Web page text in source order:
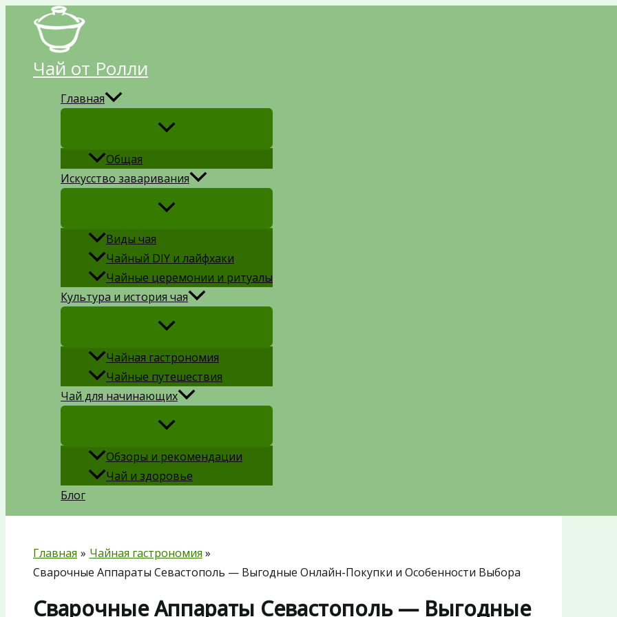
Перейти
содержимому
Чай от Ролли
Главная
Общая
Искусство заваривания
Виды чая
Чайный DIY и лайфхаки
Чайные церемонии и ритуалы
Культура и история чая
Чайная гастрономия
Чайные путешествия
Чай для начинающих
Обзоры и рекомендации
Чай и здоровье
Блог
Главная
Чайная гастрономия
Сварочные Аппараты Севастополь — Выгодные Онлайн-Покупки и Особенности Выбора
Сварочные Аппараты Севастополь — Выгодные